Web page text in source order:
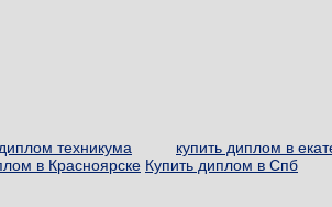
техникума
купить диплом в
в Красноярске Купить диплом в Спб